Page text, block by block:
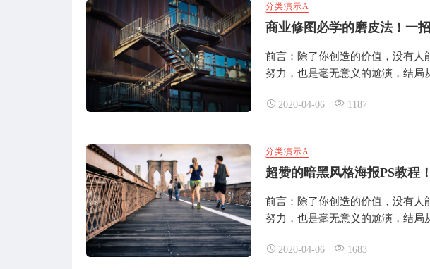
分类演示A
商业修图必学的磨皮法！一
前言：除了你创造的价值，没有人
努力，也是毫无意义的尬演，结局
2020-04-06 1187
分类演示A
超赞的暗黑风格海报PS教程！
前言：除了你创造的价值，没有人
努力，也是毫无意义的尬演，结局
2020-04-06 1683